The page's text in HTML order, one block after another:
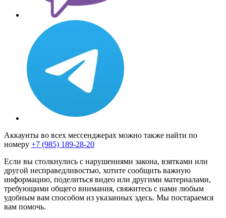
Аккаунты во всех мессенджерах можно также найти по
номеру +7 (985) 189-28-20
Если вы столкнулись с нарушениями закона, взятками или
другой несправедливостью, хотите сообщить важную
информацию, поделиться видео или другими материалами,
требующими общего внимания, свяжитесь с нами любым
удобным вам способом из указанных здесь. Мы постараемся
вам помочь.